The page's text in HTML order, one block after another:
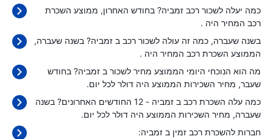
כמה יעלה לשכור רכב זמביה? בחודש האחרון, ממוצע השכרת
רכב המחיר היה .
בשנה שעברה, כמה זה עולה לשכור רכב ב זמביה? בשנה שעברה,
הממוצע השכרת רכב המחיר היה .
מה הוא הנוכחי היומי הממוצע מחיר לשכור ב זמביה? בחודש
שעבר, מחיר השכירות הממוצע היה דולר לכל יום.
כמה עלה השכרת רכב ב זמביה - 12 החודשים האחרונים? בשנה
שעברה, מחיר השכירות הממוצע היה דולר לכל יום.
חברות להשכרת רכב זמין ב זמביה: